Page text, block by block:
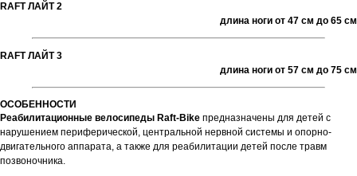
RAFT ЛАЙТ 2
длина ноги от 47 см до 65 см
RAFT ЛАЙТ 3
длина ноги от 57 см до 75 см
ОСОБЕННОСТИ
Реабилитационные велосипеды Raft-Bike предназначены для детей с
нарушением периферической, центральной нервной системы и опорно-
двигательного аппарата, а также для реабилитации детей после травм
позвоночника.